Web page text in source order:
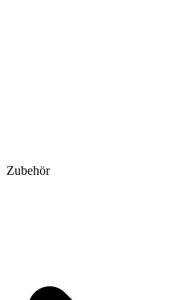
Zubehör